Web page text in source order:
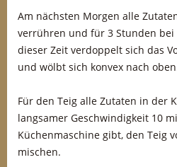
Am nächsten Morgen alle
verrühren und für 3 Stunden bei
dieser Zeit verdoppelt sich das
und wölbt sich konvex nach
Für den Teig alle Zutaten in der
langsamer Geschwindigkeit 10
Küchenmaschine gibt, den Teig
mischen.